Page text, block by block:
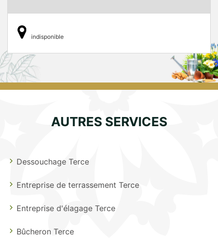
indisponible
AUTRES SERVICES
Dessouchage Terce
Entreprise de terrassement Terce
Entreprise d'élagage Terce
Bûcheron Terce